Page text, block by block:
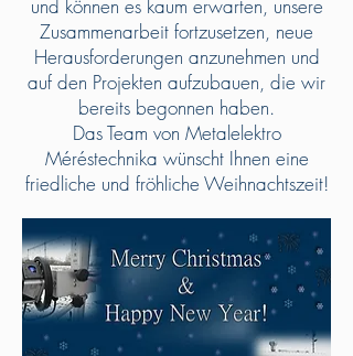
und können es kaum erwarten, unsere
Zusammenarbeit fortzusetzen, neue
Herausforderungen anzunehmen und
auf den Projekten aufzubauen, die wir
bereits begonnen haben.
Das Team von Metalelektro
Méréstechnika wünscht Ihnen eine
friedliche und fröhliche Weihnachtszeit!